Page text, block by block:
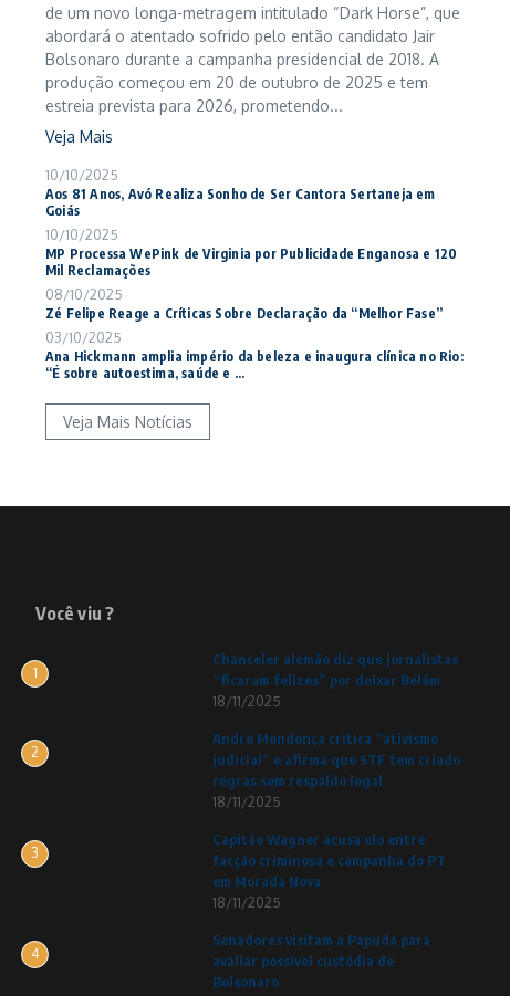
de um novo longa-metragem intitulado “Dark Horse”, que
abordará o atentado sofrido pelo então candidato Jair
Bolsonaro durante a campanha presidencial de 2018. A
produção começou em 20 de outubro de 2025 e tem
estreia prevista para 2026, prometendo...
Veja Mais
10/10/2025
Aos 81 Anos, Avó Realiza Sonho de Ser Cantora Sertaneja em
Goiás
10/10/2025
MP Processa WePink de Virginia por Publicidade Enganosa e 120
Mil Reclamações
08/10/2025
Zé Felipe Reage a Críticas Sobre Declaração da “Melhor Fase”
03/10/2025
Ana Hickmann amplia império da beleza e inaugura clínica no Rio:
“É sobre autoestima, saúde e ...
Veja Mais Notícias
Você viu ?
1
Chanceler alemão diz que jornalistas
“ficaram felizes” por deixar Belém
18/11/2025
2
André Mendonça critica “ativismo
judicial” e afirma que STF tem criado
regras sem respaldo legal
18/11/2025
3
Capitão Wagner acusa elo entre
facção criminosa e campanha do PT
em Morada Nova
18/11/2025
4
Senadores visitam a Papuda para
avaliar possível custódia de
Bolsonaro